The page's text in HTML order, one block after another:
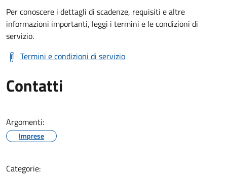
Per conoscere i dettagli di scadenze, requisiti e altre
informazioni importanti, leggi i termini e le condizioni di
servizio.
Termini e condizioni di servizio
Contatti
Argomenti:
Imprese
Categorie: